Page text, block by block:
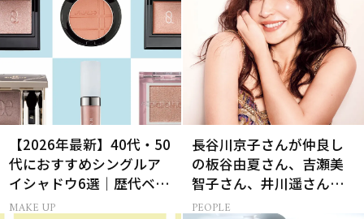
【2026年最新】40代・50
代におすすめシングルア
イシャドウ6選｜歴代ベス
トコスメ受賞まとめ
MAKE UP
長谷川京子さんが仲良し
の板谷由夏さん、吉瀬美
智子さん、井川遥さんと
集まる理由は…
PEOPLE